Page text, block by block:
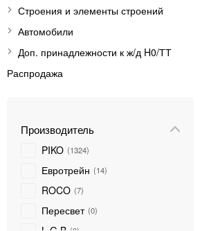
Строения и элементы строений
Автомобили
Доп. принадлежности к ж/д H0/ТТ
Распродажа
Производитель
PIKO 1324
Евротрейн 14
ROCO 7
Пересвет 0